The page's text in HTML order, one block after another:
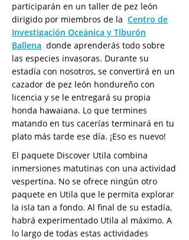
participarán en un taller de pez león
dirigido por miembros de la Centro de
Investigación Oceánica y Tiburón
Ballena donde aprenderás todo sobre
las especies invasoras. Durante su
estadía con nosotros, se convertirá en un
cazador de pez león hondureño con
licencia y se le entregará su propia
honda hawaiana. Lo que termines
matando en tus cacerías terminará en tu
plato más tarde ese día. ¡Eso es nuevo!
El paquete Discover Utila combina
inmersiones matutinas con una actividad
vespertina. No se ofrece ningún otro
paquete en Utila que le permita explorar
la isla tan a fondo. Al final de su estadía,
habrá experimentado Utila al máximo. A
lo largo de todas estas actividades